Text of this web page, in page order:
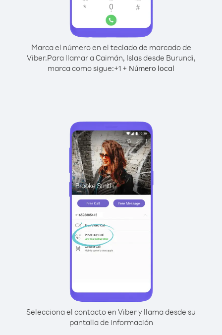
Marca el número en el teclado de marcado de
Viber.Para llamar a Caimán, Islas desde Burundi,
marca como sigue:+1 + Número local
Selecciona el contacto en Viber y llama desde su
pantalla de información